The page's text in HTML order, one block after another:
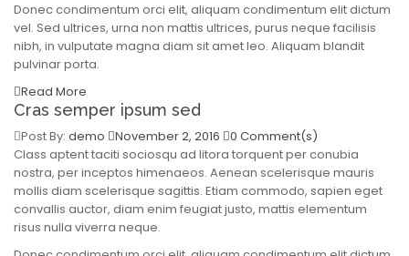
Donec condimentum orci elit, aliquam condimentum elit dictum
vel. Sed ultrices, urna non mattis ultrices, purus neque facilisis
nibh, in vulputate magna diam sit amet leo. Aliquam blandit
pulvinar porta.
Read More
Cras semper ipsum sed
Post By: demo November 2, 2016
0 Comment(s)
Class aptent taciti sociosqu ad litora torquent per conubia
nostra, per inceptos himenaeos. Aenean scelerisque mauris
mollis diam scelerisque sagittis. Etiam commodo, sapien eget
convallis auctor, diam enim feugiat justo, mattis elementum
risus nulla viverra neque.